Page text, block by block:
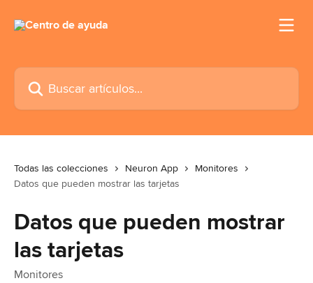
Buscar artículos...
Todas las colecciones Neuron App
Monitores
Datos que pueden mostrar las tarjetas
Datos que pueden mostrar
las tarjetas
Monitores